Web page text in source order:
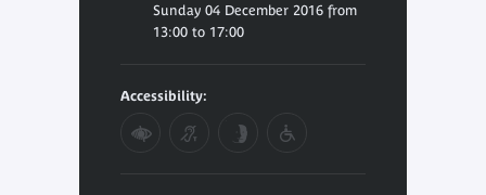
Sunday 04 December 2016 from
13:00 to 17:00
Accessibility: